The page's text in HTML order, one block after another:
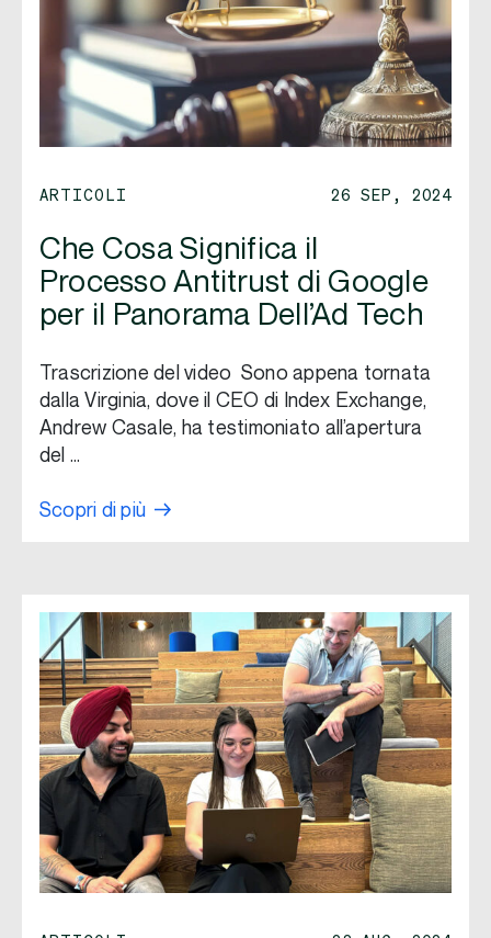
ARTICOLI 26 SEP, 2024
Che Cosa Significa il
Processo Antitrust di Google
per il Panorama Dell’Ad Tech
Trascrizione del video Sono appena tornata
dalla Virginia, dove il CEO di Index Exchange,
Andrew Casale, ha testimoniato all’apertura
del …
Scopri di più